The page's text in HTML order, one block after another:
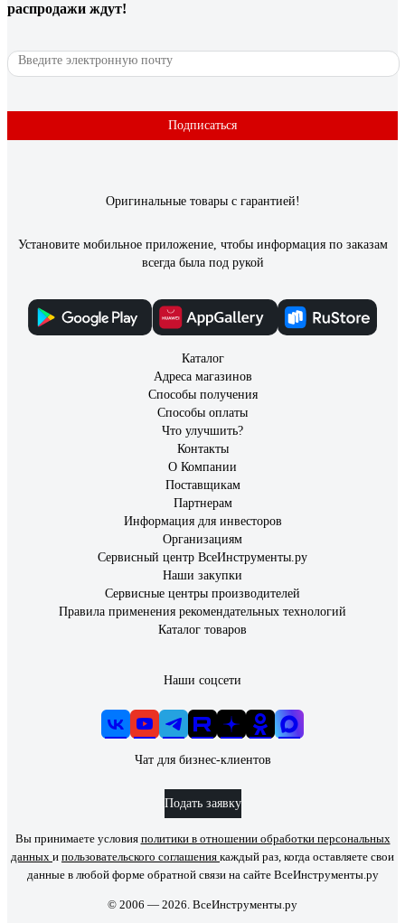
распродажи ждут!
Подписаться
Оригинальные товары с гарантией!
Установите мобильное приложение, чтобы информация по заказам
всегда была под рукой
Каталог
Адреса магазинов
Способы получения
Способы оплаты
Что улучшить?
Контакты
О Компании
Поставщикам
Партнерам
Информация для инвесторов
Организациям
Сервисный центр ВсеИнструменты.ру
Наши закупки
Сервисные центры производителей
Правила применения рекомендательных технологий
Каталог товаров
Наши соцсети
Чат для бизнес-клиентов
Подать заявку
Вы принимаете условия политики в отношении обработки персональных
данных и пользовательского соглашения каждый раз, когда оставляете свои
данные в любой форме обратной связи на сайте ВсеИнструменты.ру
© 2006 — 2026. ВсеИнструменты.ру